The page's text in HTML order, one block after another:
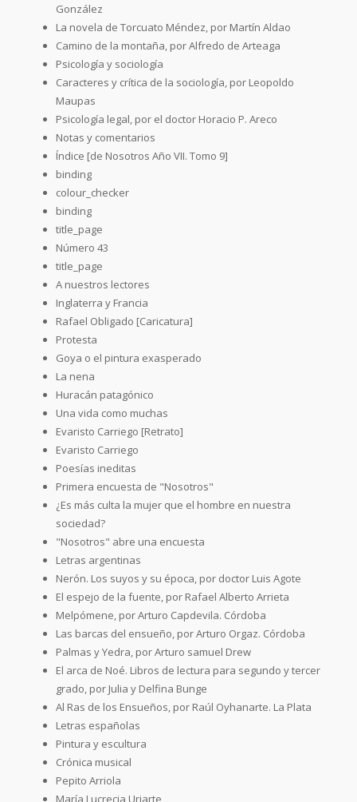
González
La novela de Torcuato Méndez, por Martín Aldao
Camino de la montaña, por Alfredo de Arteaga
Psicología y sociología
Caracteres y crítica de la sociología, por Leopoldo
Maupas
Psicología legal, por el doctor Horacio P. Areco
Notas y comentarios
Índice [de Nosotros Año VII. Tomo 9]
binding
colour_checker
binding
title_page
Número 43
title_page
A nuestros lectores
Inglaterra y Francia
Rafael Obligado [Caricatura]
Protesta
Goya o el pintura exasperado
La nena
Huracán patagónico
Una vida como muchas
Evaristo Carriego [Retrato]
Evaristo Carriego
Poesías ineditas
Primera encuesta de "Nosotros"
¿Es más culta la mujer que el hombre en nuestra
sociedad?
"Nosotros" abre una encuesta
Letras argentinas
Nerón. Los suyos y su época, por doctor Luis Agote
El espejo de la fuente, por Rafael Alberto Arrieta
Melpómene, por Arturo Capdevila. Córdoba
Las barcas del ensueño, por Arturo Orgaz. Córdoba
Palmas y Yedra, por Arturo samuel Drew
El arca de Noé. Libros de lectura para segundo y tercer
grado, por Julia y Delfina Bunge
Al Ras de los Ensueños, por Raúl Oyhanarte. La Plata
Letras españolas
Pintura y escultura
Crónica musical
Pepito Arriola
María Lucrecia Uriarte